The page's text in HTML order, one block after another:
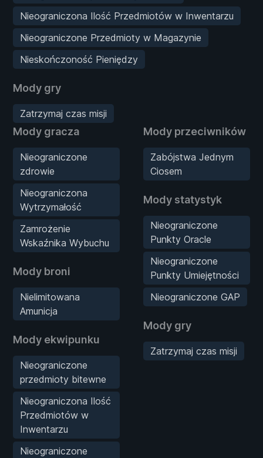
Nieograniczona Ilość Przedmiotów w Inwentarzu
Nieograniczone Przedmioty w Magazynie
Nieskończoność Pieniędzy
Mody gry
Zatrzymaj czas misji
Mody gracza
Nieograniczone
zdrowie
Nieograniczona
Wytrzymałość
Zamrożenie
Wskaźnika Wybuchu
Mody broni
Nielimitowana
Amunicja
Mody ekwipunku
Nieograniczone
przedmioty bitewne
Nieograniczona Ilość
Przedmiotów w
Inwentarzu
Nieograniczone
Mody przeciwników
Zabójstwa Jednym
Ciosem
Mody statystyk
Nieograniczone
Punkty Oracle
Nieograniczone
Punkty Umiejętności
Nieograniczone GAP
Mody gry
Zatrzymaj czas misji